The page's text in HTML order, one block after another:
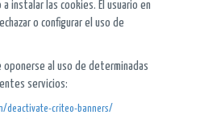
instalar las cookies. El usuario en
o configurar el uso de
oponerse al uso de determinadas
servicios:
deactivate-criteo-banners/